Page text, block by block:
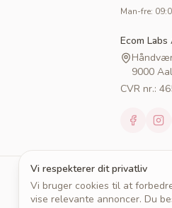
Vi respekterer dit privatliv
Vi bruger cookies til at
vise relevante annoncer. Du
Man-fre:
Ecom Labs
9000
CVR nr.: